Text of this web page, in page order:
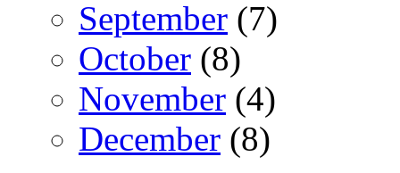
September (7)
October (8)
November (4)
December (8)